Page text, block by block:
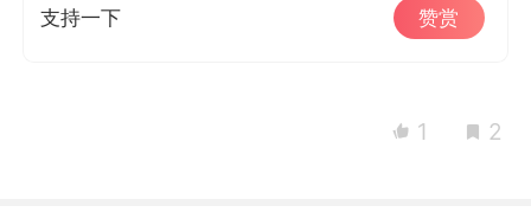
支持一下 赞赏
1 2